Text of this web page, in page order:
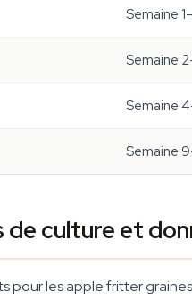
Semaine
Semaine
Semaine
Semaine
culture et
pour les apple fritter